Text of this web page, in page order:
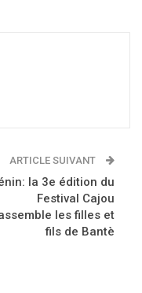
ARTICLE SUIVANT
la 3e édition du
Festival Cajou
les filles et
fils de Bantè